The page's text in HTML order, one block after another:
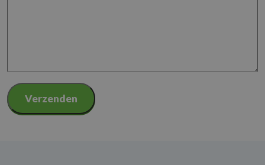
Verzenden